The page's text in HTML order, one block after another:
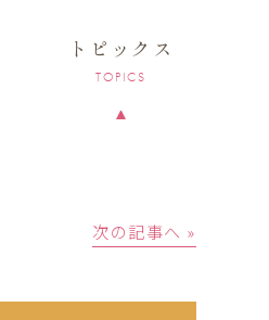
トピックス
TOPICS
次の記事へ »